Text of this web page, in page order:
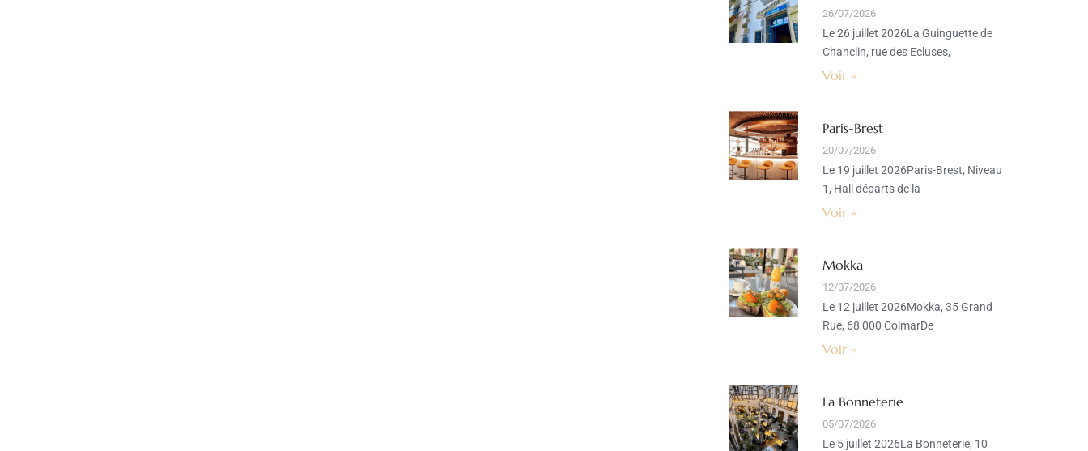
26/07/2026
Le 26 juillet 2026La Guinguette de
Chanclin, rue des Ecluses,
Voir »
Paris-Brest
20/07/2026
Le 19 juillet 2026Paris-Brest, Niveau
1, Hall départs de la
Voir »
Mokka
12/07/2026
Le 12 juillet 2026Mokka, 35 Grand
Rue, 68 000 ColmarDe
Voir »
La Bonneterie
05/07/2026
Le 5 juillet 2026La Bonneterie, 10